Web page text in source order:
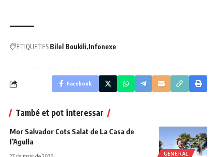
ETIQUETES Bilel Boukili Infonexe
Facebook
També et pot interessar
GENERAL
Mor Salvador Cots Salat de La Casa de
l’Agulla